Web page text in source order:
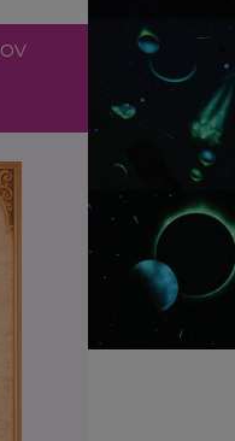
kondomu. Není jen